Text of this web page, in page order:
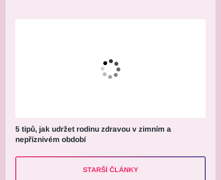
5 tipů, jak udržet rodinu zdravou v zimním a
nepříznivém období
STARŠÍ ČLÁNKY